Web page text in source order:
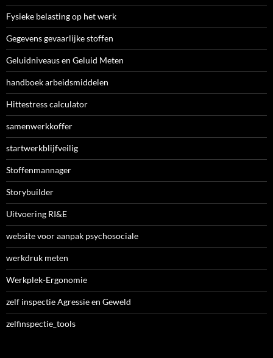
Fysieke belasting op het werk
Gegevens gevaarlijke stoffen
Geluidniveaus en Geluid Meten
handboek arbeidsmiddelen
Hittestress calculator
samenwerkkoffer
startwerkblijfveilig
Stoffenmannager
Storybuilder
Uitvoering RI&E
website voor aanpak psychosociale
werkdruk meten
Werkplek-Ergonomie
zelf inspectie Agressie en Geweld
zelfinspectie_tools